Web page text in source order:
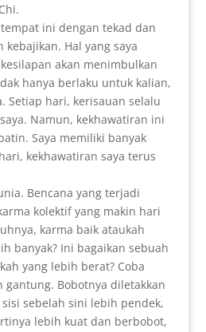
ini dengan tekad dan
Hal yang saya
akan menimbulkan
hanya berlaku untuk kalian,
Setiap hari, kerisauan selalu
Namun, kekhawatiran ini
Saya memiliki banyak
kekhawatiran saya terus
Bencana yang terjadi
kolektif yang makin hari
karma baik ataukah
banyak? Ini bagaikan sebuah
yang lebih berat? Coba
gantung. Bobotnya diletakkan
sebelah sini lebih pendek,
lebih kuat dan berbobot,